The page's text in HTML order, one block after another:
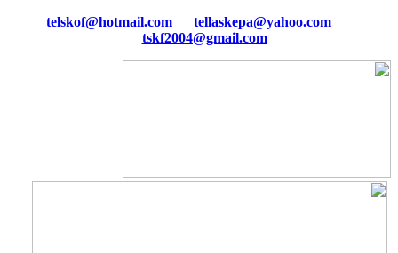
tellaskepa@yahoo.com
tskf2004@gmail.com